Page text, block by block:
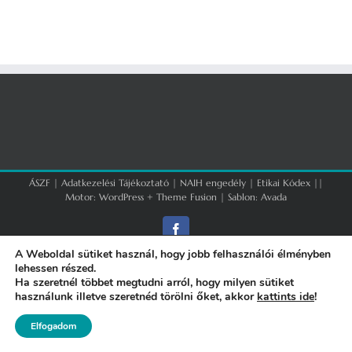
ÁSZF | Adatkezelési Tájékoztató | NAIH engedély | Etikai Kódex ||
Motor: WordPress + Theme Fusion | Sablon: Avada
Facebook
A Weboldal sütiket használ, hogy jobb felhasználói élményben
lehessen részed.
Ha szeretnél többet megtudni arról, hogy milyen sütiket
használunk illetve szeretnéd törölni őket, akkor kattints ide!
Elfogadom